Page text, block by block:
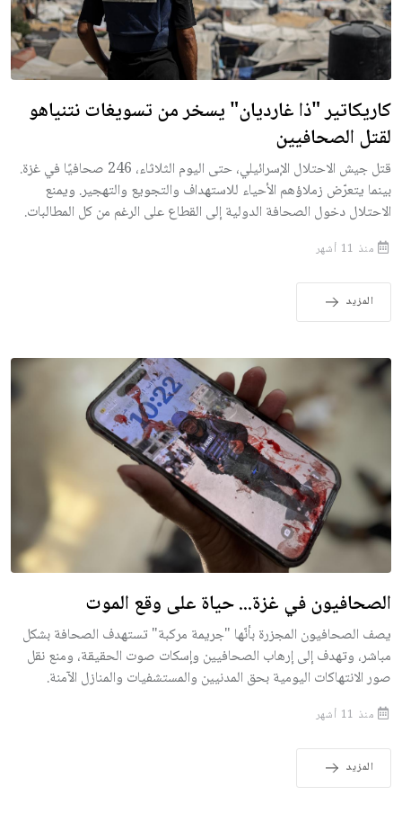
كاريكاتير "ذا غارديان" يسخر من تسويغات نتنياهو
لقتل الصحافيين
قتل جيش الاحتلال الإسرائيلي، حتى اليوم الثلاثاء، 246 صحافيًا في غزة.
بينما يتعرّض زملاؤهم الأحياء للاستهداف والتجويع والتهجير. ويمنع
الاحتلال دخول الصحافة الدولية إلى القطاع على الرغم من كل المطالبات.
منذ 11 أشهر
المزيد
الصحافيون في غزة... حياة على وقع الموت
يصف الصحافيون المجزرة بأنّها "جريمة مركبة" تستهدف الصحافة بشكل
مباشر، وتهدف إلى إرهاب الصحافيين وإسكات صوت الحقيقة، ومنع نقل
صور الانتهاكات اليومية بحق المدنيين والمستشفيات والمنازل الآمنة.
منذ 11 أشهر
المزيد